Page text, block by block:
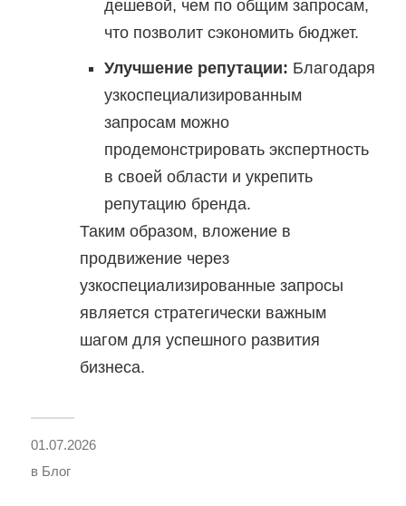
дешевой, чем по общим запросам,
что позволит сэкономить бюджет.
Улучшение репутации: Благодаря
узкоспециализированным
запросам можно
продемонстрировать экспертность
в своей области и укрепить
репутацию бренда.
Таким образом, вложение в
продвижение через
узкоспециализированные запросы
является стратегически важным
шагом для успешного развития
бизнеса.
01.07.2026
в Блог